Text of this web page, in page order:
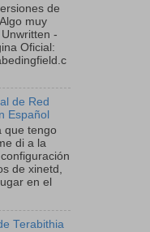
de
muy
-
Oficial:
de Red
Español
que tengo
di a la
de xinetd,
en el
Terabithia